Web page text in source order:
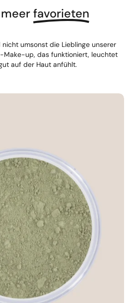
favorieten
nicht umsonst die Lieblinge unserer
Make-up, das funktioniert, leuchtet
auf der Haut anfühlt.